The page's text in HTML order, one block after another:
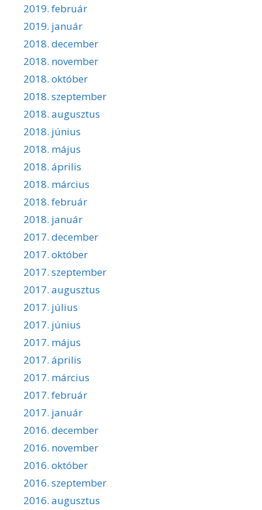
2019. február
2019. január
2018. december
2018. november
2018. október
2018. szeptember
2018. augusztus
2018. június
2018. május
2018. április
2018. március
2018. február
2018. január
2017. december
2017. október
2017. szeptember
2017. augusztus
2017. július
2017. június
2017. május
2017. április
2017. március
2017. február
2017. január
2016. december
2016. november
2016. október
2016. szeptember
2016. augusztus